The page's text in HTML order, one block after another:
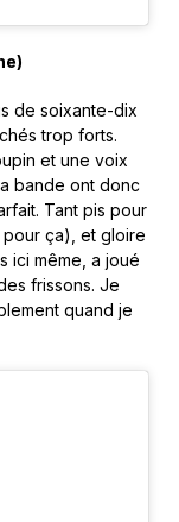
de soixante-dix
trop forts.
et une voix
bande ont donc
Tant pis pour
pour ça), et gloire
ici même, a joué
frissons. Je
quand je